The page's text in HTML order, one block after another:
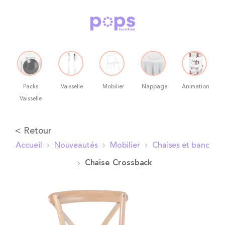
Packs
Vaisselle
Vaisselle Mobilier Nappage Animation
Allez
contenu
< Retour
Accueil Nouveautés Mobilier Chaises et banc
Chaise Crossback